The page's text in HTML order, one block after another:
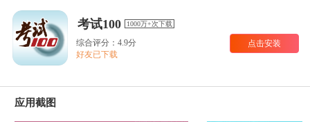
考试100 1000万+次下载
综合评分：4.9分
好友已下载
点击安装
应用截图